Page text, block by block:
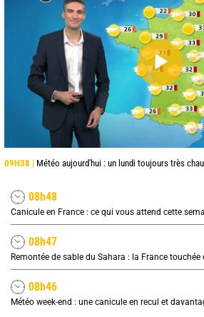
09H38 | Météo aujourd'hui : un lundi toujours très
08h48
Canicule en France : ce qui vous attend cette
08h47
Remontée de sable du Sahara : la France touchée
08h46
Météo week-end : une canicule en recul et